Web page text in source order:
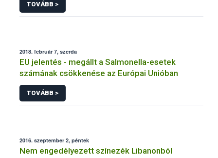
TOVÁBB >
2018. február 7, szerda
EU jelentés - megállt a Salmonella-esetek
számának csökkenése az Európai Unióban
TOVÁBB >
2016. szeptember 2, péntek
Nem engedélyezett színezék Libanonból